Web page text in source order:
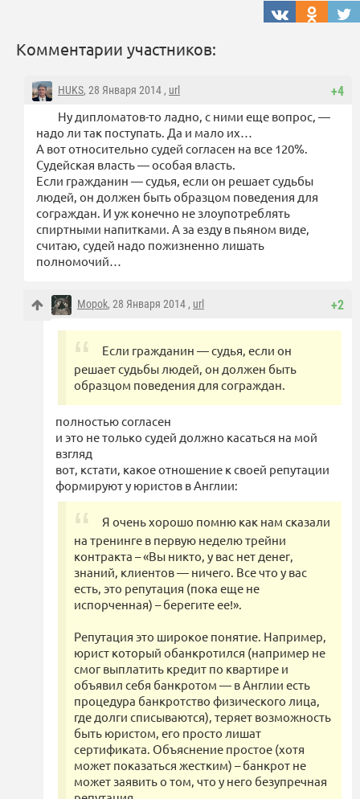
Комментарии участников:
+4
HUKS, 28 Января 2014 , url
Ну дипломатов-то ладно, с ними еще вопрос, —
надо ли так поступать. Да и мало их…
А вот относительно судей согласен на все 120%.
Судейская власть — особая власть.
Если гражданин — судья, если он решает судьбы
людей, он должен быть образцом поведения для
сограждан. И уж конечно не злоупотреблять
спиртными напитками. А за езду в пьяном виде,
считаю, судей надо пожизненно лишать
полномочий…
+2
Mopok, 28 Января 2014 , url
Если гражданин — судья, если он
решает судьбы людей, он должен быть
образцом поведения для сограждан.
полностью согласен
и это не только судей должно касаться на мой
взгляд
вот, кстати, какое отношение к своей репутации
формируют у юристов в Англии:
Я очень хорошо помню как нам сказали
на тренинге в первую неделю трейни
контракта – «Вы никто, у вас нет денег,
знаний, клиентов — ничего. Все что у вас
есть, это репутация (пока еще не
испорченная) – берегите ее!».
Репутация это широкое понятие. Например,
юрист который обанкротился (например не
смог выплатить кредит по квартире и
объявил себя банкротом — в Англии есть
процедура банкротство физического лица,
где долги списываются), теряет возможность
быть юристом, его просто лишат
сертификата. Объяснение простое (хотя
может показаться жестким) – банкрот не
может заявить о том, что у него безупречная